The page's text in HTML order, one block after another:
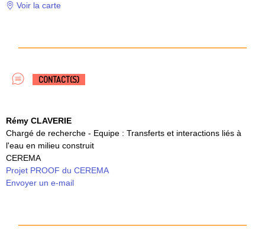
Voir la carte
CONTACT(S)
Rémy CLAVERIE
Chargé de recherche - Equipe : Transferts et interactions liés à
l'eau en milieu construit
CEREMA
Projet PROOF du CEREMA
Envoyer un e-mail